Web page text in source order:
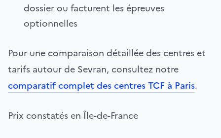
dossier ou facturent les épreuves
optionnelles
Pour une comparaison détaillée des centres et
tarifs autour de Sevran, consultez notre
comparatif complet des centres TCF à Paris.
Prix constatés en Île-de-France